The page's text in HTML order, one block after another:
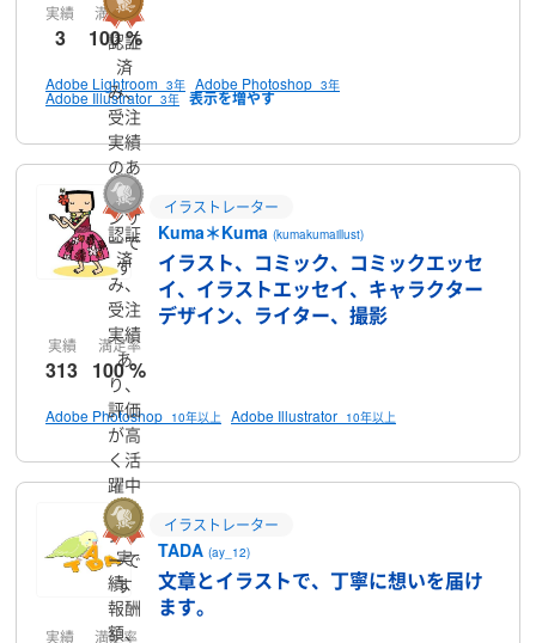
実績
3
満足率
100 %
Adobe Lightroom 3年 Adobe Photoshop 3年
Adobe Illustrator 3年
認証
済
み、
受注
実績
のあ
るラ
ンサ
ーで
す
イラストレーター
Kuma＊Kuma(kumakumaillust)
イラスト、コミック、コミックエッセ
イ、イラストエッセイ、キャラクター
デザイン、ライター、撮影
実績
313
満足率
100 %
Adobe Photoshop 10年以上 Adobe Illustrator 10年以上
認証
済
み、
受注
実績
あ
り、
評価
が高
く活
躍中
のラ
ンサ
ーで
す
イラストレーター
TADA(ay_12)
文章とイラストで、丁寧に想いを届け
ます。
実績 満足率
実
績、
報酬
額、